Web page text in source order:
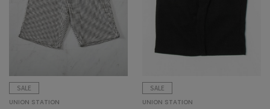
SALE
UNION STATION
SALE
UNION STATION